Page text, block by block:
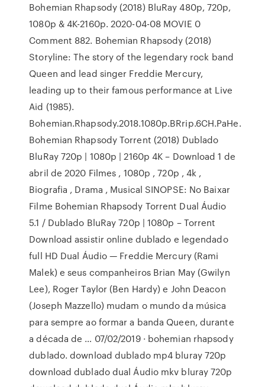
Bohemian Rhapsody (2018) BluRay 480p, 720p,
1080p & 4K-2160p. 2020-04-08 MOVIE 0
Comment 882. Bohemian Rhapsody (2018)
Storyline: The story of the legendary rock band
Queen and lead singer Freddie Mercury,
leading up to their famous performance at Live
Aid (1985).
Bohemian.Rhapsody.2018.1080p.BRrip.6CH.PaHe.
Bohemian Rhapsody Torrent (2018) Dublado
BluRay 720p | 1080p | 2160p 4K – Download 1 de
abril de 2020 Filmes , 1080p , 720p , 4k ,
Biografia , Drama , Musical SINOPSE: No Baixar
Filme Bohemian Rhapsody Torrent Dual Áudio
5.1 / Dublado BluRay 720p | 1080p – Torrent
Download assistir online dublado e legendado
full HD Dual Áudio — Freddie Mercury (Rami
Malek) e seus companheiros Brian May (Gwilyn
Lee), Roger Taylor (Ben Hardy) e John Deacon
(Joseph Mazzello) mudam o mundo da música
para sempre ao formar a banda Queen, durante
a década de … 07/02/2019 · bohemian rhapsody
dublado. download dublado mp4 bluray 720p
download dublado dual Áudio mkv bluray 720p